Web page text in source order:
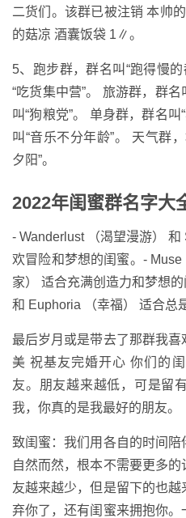
二货们。该群已被注销 本帅
的菇凉 酒囊饭袋 1∥。
5、跑步群，群名叫“跑得慢
“吃货集中营”。 旅游群，群
叫“狗粮党”。 单身群，群名
叫“音乐不分年龄”。 天气群
夕阳”。
2022年闺蜜群名字大
- Wanderlust （渴望漫游）
欢冒险和梦想的闺蜜。-
家） 适合充满创造力和梦想
和 Euphoria （幸福） 适合总
最后岁月或是带去了那群我
美 祝基友完婚开心 你们的
友。朋友越来越低，可是留
我，你真的是我最好的朋友。
致闺蜜：我们用各自的时间
自然而然，根本不需要更多
友越来越少，但是留下的也
弃你了，还有闺蜜来拥抱你